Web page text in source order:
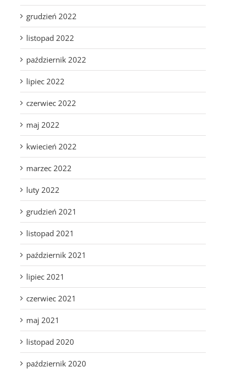
grudzień 2022
listopad 2022
październik 2022
lipiec 2022
czerwiec 2022
maj 2022
kwiecień 2022
marzec 2022
luty 2022
grudzień 2021
listopad 2021
październik 2021
lipiec 2021
czerwiec 2021
maj 2021
listopad 2020
październik 2020